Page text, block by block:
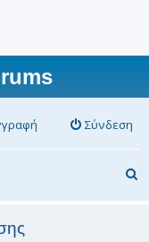
Σύνδεση
ν